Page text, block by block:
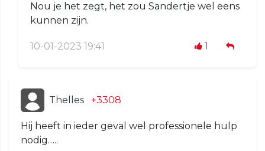
Nou je het zegt, het zou Sandertje wel eens
kunnen zijn.
10-01-2023 19:41 1
Thelles +3308
Hij heeft in ieder geval wel professionele hulp
nodig…..